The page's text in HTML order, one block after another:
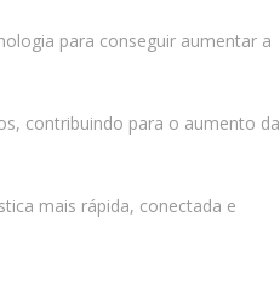
para conseguir aumentar a
contribuindo para o aumento da
mais rápida, conectada e